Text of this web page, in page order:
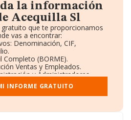
la información
Acequilla Sl
que te proporcionamos
vas a encontrar:
Denominación, CIF,
(BORME).
Ventas y Empleados.
y Administradores.
en otras empresas.
y registral complementaria.
INFORME GRATUITO